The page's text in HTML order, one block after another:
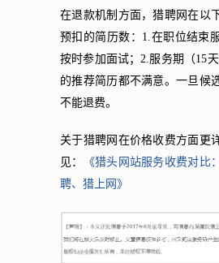
在退款机制方面，猎聘网在以
预扣的简历数：1.在职位结束
按时参加面试；2.服务期（15
的推荐简历都不满意。一旦候
不能退费。
关于猎聘网在价格收费方面更
见：
《猎头网站服务收费对比
聘、猎上网》